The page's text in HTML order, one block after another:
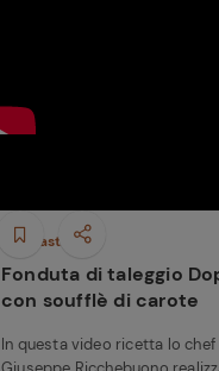
Antipasti
Fonduta di taleggio
con soufflè di carote
In questa video ricetta lo chef